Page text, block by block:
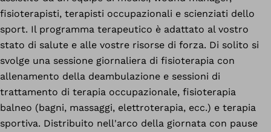
fisioterapisti, terapisti occupazionali e scienziati dello
sport. Il programma terapeutico è adattato al vostro
stato di salute e alle vostre risorse di forza. Di solito si
svolge una sessione giornaliera di fisioterapia con
allenamento della deambulazione e sessioni di
trattamento di terapia occupazionale, fisioterapia
balneo (bagni, massaggi, elettroterapia, ecc.) e terapia
sportiva. Distribuito nell'arco della giornata con pause